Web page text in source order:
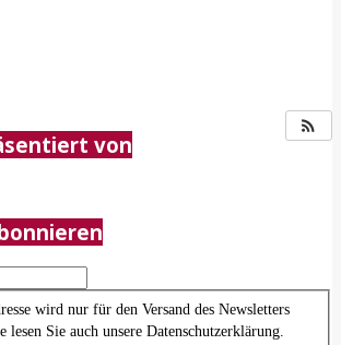
von
wird nur für den Versand des Newsletters
lesen Sie auch unsere Datenschutzerklärung.